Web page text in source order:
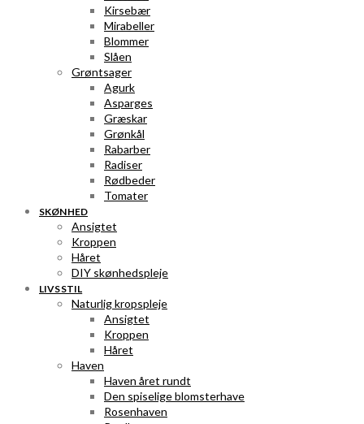
Kirsebær
Mirabeller
Blommer
Slåen
Grøntsager
Agurk
Asparges
Græskar
Grønkål
Rabarber
Radiser
Rødbeder
Tomater
SKØNHED
Ansigtet
Kroppen
Håret
DIY skønhedspleje
LIVSSTIL
Naturlig kropspleje
Ansigtet
Kroppen
Håret
Haven
Haven året rundt
Den spiselige blomsterhave
Rosenhaven